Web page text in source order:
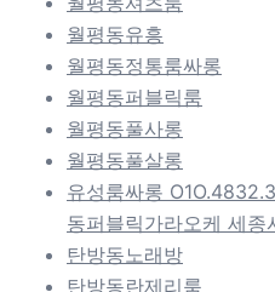
월평동유흥
월평동정통룸싸롱
월평동퍼블릭룸
월평동풀사롱
월평동풀살롱
유성룸싸롱
동퍼블릭가라오케 세종
탄방동노래방
탄방동란제리룸